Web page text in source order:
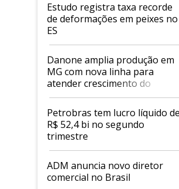
Estudo registra taxa recorde
de deformações em peixes no
ES
Danone amplia produção em
MG com nova linha para
atender crescimento do
mercado de alimentos
proteicos
Petrobras tem lucro líquido de
R$ 52,4 bi no segundo
trimestre
ADM anuncia novo diretor
comercial no Brasil